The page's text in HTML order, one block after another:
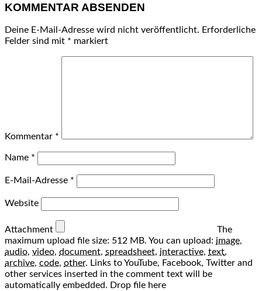
KOMMENTAR ABSENDEN
Deine E-Mail-Adresse wird nicht veröffentlicht. Erforderliche
Felder sind mit * markiert
Kommentar *
Name *
E-Mail-Adresse *
Website
Attachment
The
maximum upload file size: 512 MB. You can upload: image,
audio, video, document, spreadsheet, interactive, text,
archive, code, other. Links to YouTube, Facebook, Twitter and
other services inserted in the comment text will be
automatically embedded. Drop file here